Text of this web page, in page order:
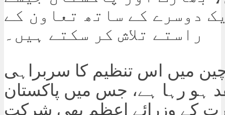
دوسرے کے ساتھ تعاون کے
راستے تلاش کر سکتے ہیں۔
میں اس تنظیم کا سربراہی
ہو رہا ہے، جس میں پاکستان
کے وزرائے اعظم بھی شرکت